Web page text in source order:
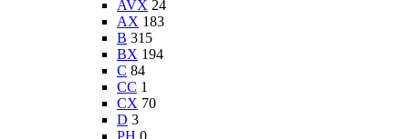
AVX 24
AX 183
B 315
BX 194
C 84
CC 1
CX 70
D 3